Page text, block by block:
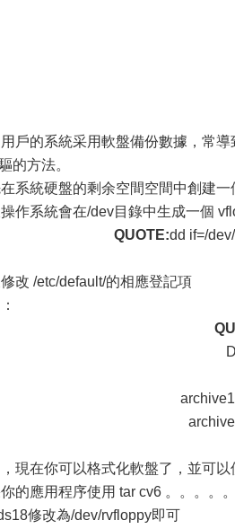
戶的系統采用軟盤備份數據，常
的方法。
系統硬盤的剩余空間空間中創建
作系統會在/dev目錄中生成一個
QUOTE:dd if=/
改 /etc/default/的相應登記項
現在你可以格式化軟盤了，並可以
的應用程序使用 tar cv6 。。。。
修改為/dev/rvfloppy即可